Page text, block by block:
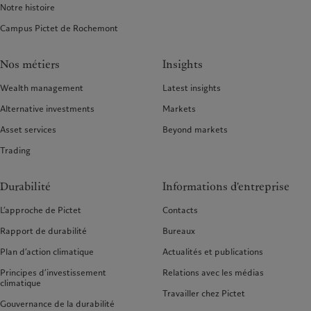
Notre histoire
Campus Pictet de Rochemont
Nos métiers
Wealth management
Alternative investments
Asset services
Trading
Insights
Latest insights
Markets
Beyond markets
Durabilité
L’approche de Pictet
Rapport de durabilité
Plan d’action climatique
Principes d’investissement
climatique
Gouvernance de la durabilité
Informations d'entreprise
Contacts
Bureaux
Actualités et publications
Relations avec les médias
Travailler chez Pictet